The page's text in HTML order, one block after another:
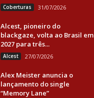
Coberturas 31/07/2026
Alcest, pioneiro do
blackgaze, volta ao Brasil em
2027 para três...
Alcest 27/07/2026
Alex Meister anuncia o
lançamento do single
“Memory Lane”